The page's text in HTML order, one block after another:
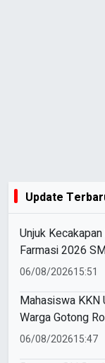
Update
Unjuk
Farmasi 2026
Gondanglegi
06/08/202615:51
Mahasiswa
Warga Gotong
Rumah Korban
06/08/202615:47